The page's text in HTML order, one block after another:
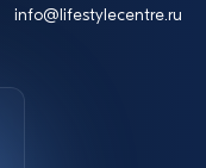
info@lifestylecentre.ru